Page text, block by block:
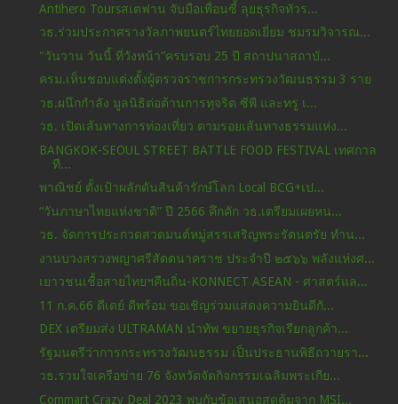
Antihero Toursสเตฟาน จับมือเพื่อนซี้ ลุยธุรกิจทัวร...
วธ.ร่วมประกาศรางวัลภาพยนตร์ไทยยอดเยี่ยม ชมรมวิจารณ...
"วันวาน วันนี้ ที่วังหน้า”ครบรอบ 25 ปี สถาปนาสถาบั...
ครม.เห็นชอบแต่งตั้งผู้ตรวจราชการกระทรวงวัฒนธรรม 3 ราย
วธ.ผนึกกำลัง มูลนิธิต่อต้านการทุจริต ซีพี และทรู เ...
วธ. เปิดเส้นทางการท่องเที่ยว ตามรอยเส้นทางธรรมแห่ง...
BANGKOK-SEOUL STREET BATTLE FOOD FESTIVAL เทศกาล
ที...
พาณิชย์ ตั้งเป้าผลักดันสินค้ารักษ์โลก Local BCG+เป...
“วันภาษาไทยแห่งชาติ” ปี 2566 คึกคัก วธ.เตรียมเผยหน...
วธ. จัดการประกวดสวดมนต์หมู่สรรเสริญพระรัตนตรัย ทำน...
งานบวงสรวงพญาศรีสัตตนาคราช ประจำปี ๒๕๖๖ พลังแห่งศ...
เยาวชนเชื้อสายไทยฯคืนถิ่น-KONNECT ASEAN - ศาสตร์แล...
11 ก.ค.66 ดีเดย์ ดีพร้อม ขอเชิญร่วมแสดงความยินดีกั...
DEX เตรียมส่ง ULTRAMAN นำทัพ ขยายธุรกิจเรียกลูกค้า...
รัฐมนตรีว่าการกระทรวงวัฒนธรรม เป็นประธานพิธีถวายรา...
วธ.รวมใจเครือข่าย 76 จังหวัดจัดกิจกรรมเฉลิมพระเกีย...
Commart Crazy Deal 2023 พบกับข้อเสนอสุดคุ้มจาก MSI...